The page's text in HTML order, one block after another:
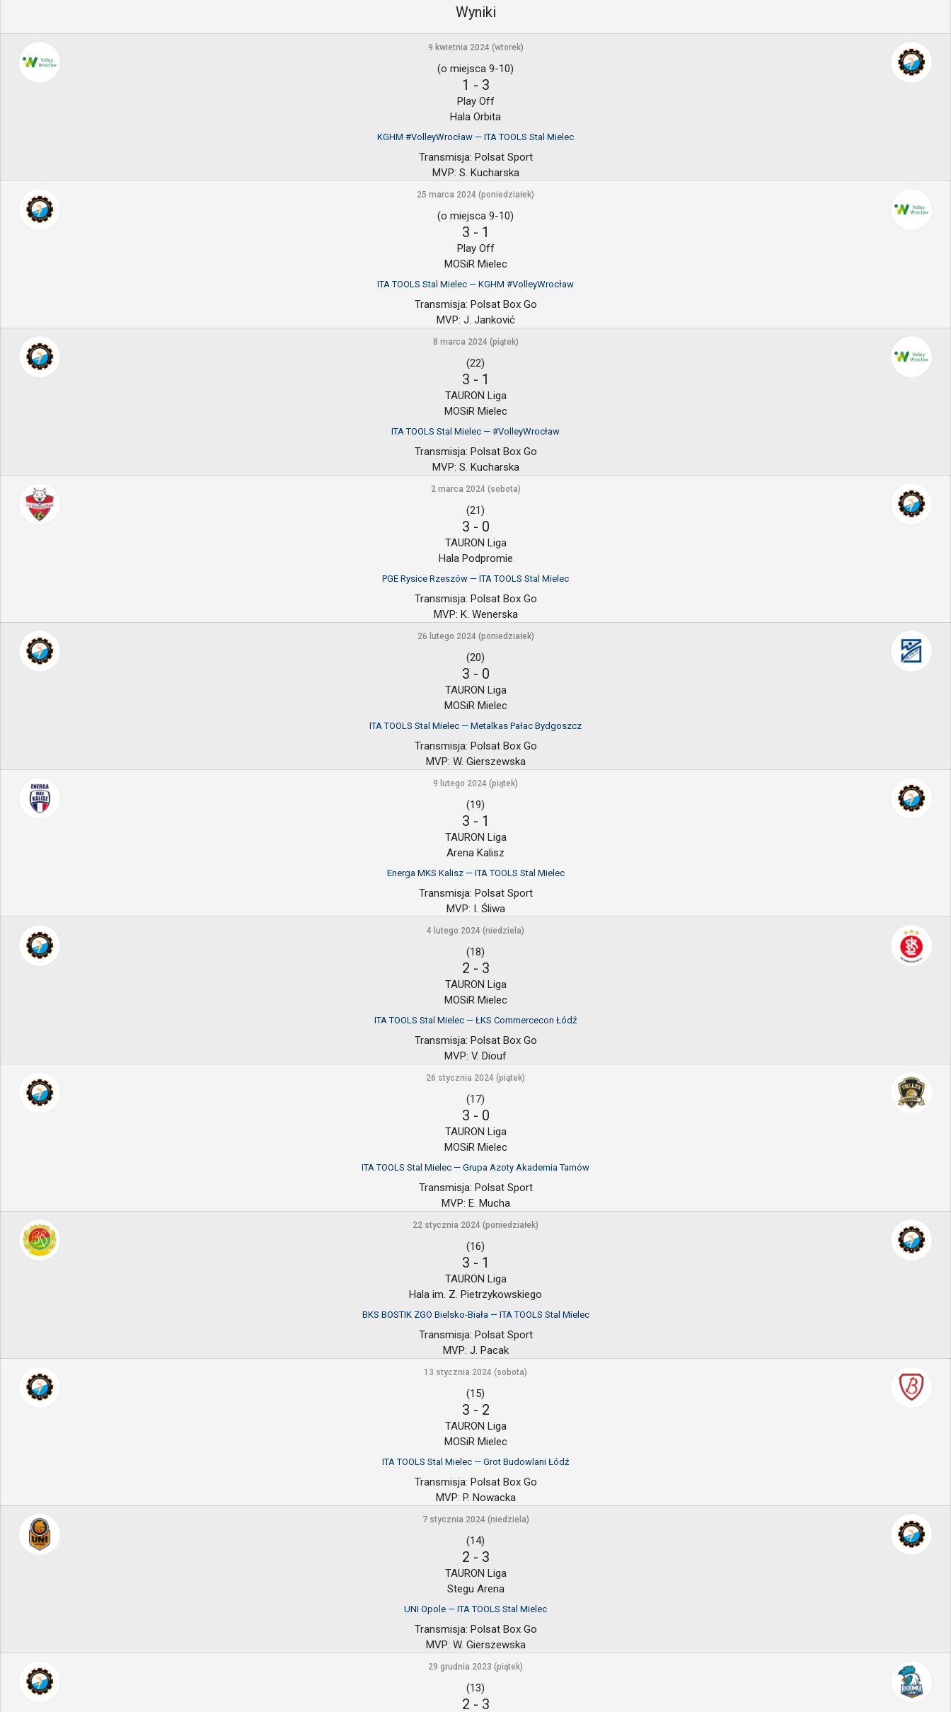
Wyniki
9 kwietnia 2024 (wtorek)
(o miejsca 9-10)
1 - 3
Play Off
Hala Orbita
KGHM #VolleyWrocław — ITA TOOLS Stal Mielec
Transmisja: Polsat Sport
MVP: S. Kucharska
25 marca 2024 (poniedziałek)
(o miejsca 9-10)
3 - 1
Play Off
MOSiR Mielec
ITA TOOLS Stal Mielec — KGHM #VolleyWrocław
Transmisja: Polsat Box Go
MVP: J. Janković
8 marca 2024 (piątek)
(22)
3 - 1
TAURON Liga
MOSiR Mielec
ITA TOOLS Stal Mielec — #VolleyWrocław
Transmisja: Polsat Box Go
MVP: S. Kucharska
2 marca 2024 (sobota)
(21)
3 - 0
TAURON Liga
Hala Podpromie
PGE Rysice Rzeszów — ITA TOOLS Stal Mielec
Transmisja: Polsat Box Go
MVP: K. Wenerska
26 lutego 2024 (poniedziałek)
(20)
3 - 0
TAURON Liga
MOSiR Mielec
ITA TOOLS Stal Mielec — Metalkas Pałac Bydgoszcz
Transmisja: Polsat Box Go
MVP: W. Gierszewska
9 lutego 2024 (piątek)
(19)
3 - 1
TAURON Liga
Arena Kalisz
Energa MKS Kalisz — ITA TOOLS Stal Mielec
Transmisja: Polsat Sport
MVP: I. Śliwa
4 lutego 2024 (niedziela)
(18)
2 - 3
TAURON Liga
MOSiR Mielec
ITA TOOLS Stal Mielec — ŁKS Commercecon Łódź
Transmisja: Polsat Box Go
MVP: V. Diouf
26 stycznia 2024 (piątek)
(17)
3 - 0
TAURON Liga
MOSiR Mielec
ITA TOOLS Stal Mielec — Grupa Azoty Akademia Tarnów
Transmisja: Polsat Sport
MVP: E. Mucha
22 stycznia 2024 (poniedziałek)
(16)
3 - 1
TAURON Liga
Hala im. Z. Pietrzykowskiego
BKS BOSTIK ZGO Bielsko-Biała — ITA TOOLS Stal Mielec
Transmisja: Polsat Sport
MVP: J. Pacak
13 stycznia 2024 (sobota)
(15)
3 - 2
TAURON Liga
MOSiR Mielec
ITA TOOLS Stal Mielec — Grot Budowlani Łódź
Transmisja: Polsat Box Go
MVP: P. Nowacka
7 stycznia 2024 (niedziela)
(14)
2 - 3
TAURON Liga
Stegu Arena
UNI Opole — ITA TOOLS Stal Mielec
Transmisja: Polsat Box Go
MVP: W. Gierszewska
29 grudnia 2023 (piątek)
(13)
2 - 3